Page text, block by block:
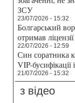
ЗСУ
23/07/2026 - 15:32
Болгарський
отримав
22/07/2026 - 12:59
Син соратника
VIP-
21/07/2026 - 15:32
з відео